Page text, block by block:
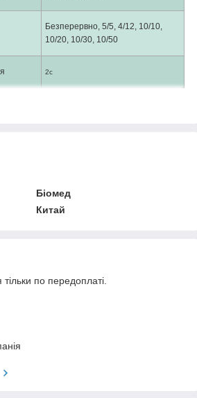
Безперервно, 5/5, 4/12, 10/10,
10/20, 10/30, 10/50
2с
Біомед
Китай
по передоплаті.